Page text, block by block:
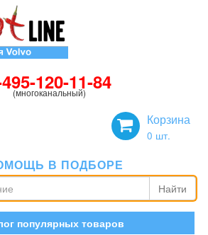
120-11-84
(многоканальный)
Корзина
0 шт.
В ПОДБОРЕ
Найти
популярных товаров